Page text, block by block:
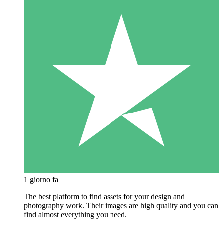
1 giorno fa
The best platform to find assets for your design and
photography work. Their images are high quality and you can
find almost everything you need.